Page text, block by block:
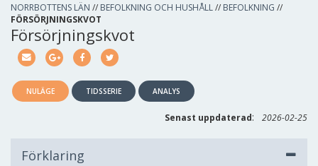
NORRBOTTENS LÄN // BEFOLKNING OCH HUSHÅLL// BEFOLKNING //
FÖRSÖRJNINGSKVOT
Försörjningskvot
NULÄGE TIDSSERIE ANALYS
Senast uppdaterad: 2026-02-25
Förklaring